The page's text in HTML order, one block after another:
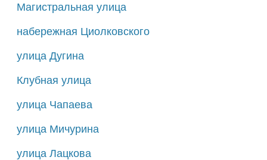
Магистральная улица
набережная Циолковского
улица Дугина
Клубная улица
улица Чапаева
улица Мичурина
улица Лацкова